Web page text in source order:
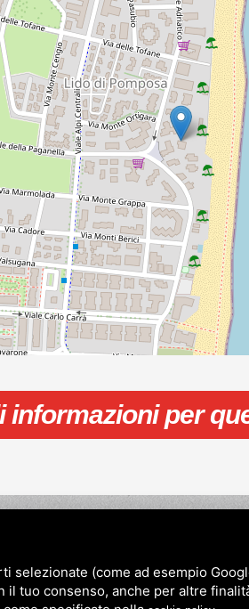
selezionate (come ad esempio
il tuo consenso, anche per altre
informazioni per
specializzata in vendita e
Casavia M.Adriatico, 47/a - 44020 Lido di